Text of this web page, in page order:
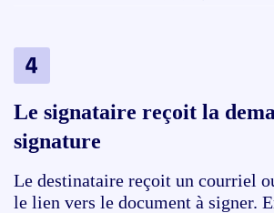
Le signataire reçoit la
signature
Le destinataire reçoit un courriel
le lien vers le document à signer.